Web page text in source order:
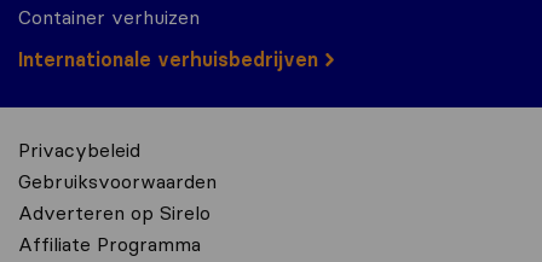
Container verhuizen
Internationale verhuisbedrijven
Privacybeleid
Gebruiksvoorwaarden
Adverteren op Sirelo
Affiliate Programma